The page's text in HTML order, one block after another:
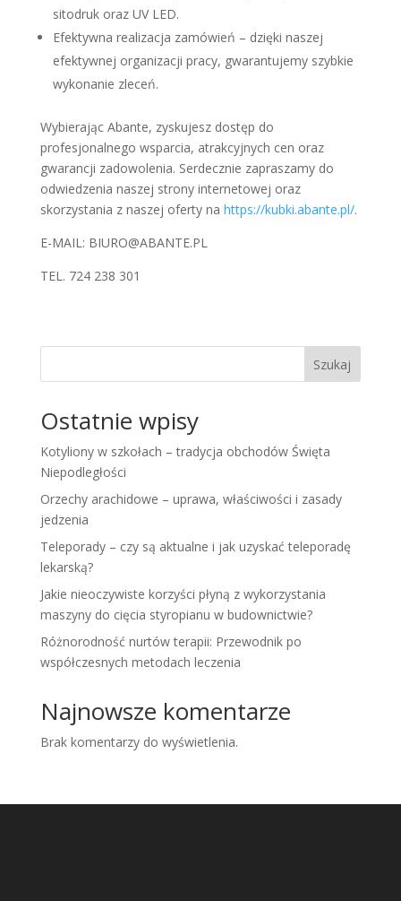
sitodruk oraz UV LED.
Efektywna realizacja zamówień – dzięki naszej
efektywnej organizacji pracy, gwarantujemy szybkie
wykonanie zleceń.
Wybierając Abante, zyskujesz dostęp do
profesjonalnego wsparcia, atrakcyjnych cen oraz
gwarancji zadowolenia. Serdecznie zapraszamy do
odwiedzenia naszej strony internetowej oraz
skorzystania z naszej oferty na https://kubki.abante.pl/.
E-MAIL: BIURO@ABANTE.PL
TEL. 724 238 301
Szukaj
Ostatnie wpisy
Kotyliony w szkołach – tradycja obchodów Święta
Niepodległości
Orzechy arachidowe – uprawa, właściwości i zasady
jedzenia
Teleporady – czy są aktualne i jak uzyskać teleporadę
lekarską?
Jakie nieoczywiste korzyści płyną z wykorzystania
maszyny do cięcia styropianu w budownictwie?
Różnorodność nurtów terapii: Przewodnik po
współczesnych metodach leczenia
Najnowsze komentarze
Brak komentarzy do wyświetlenia.